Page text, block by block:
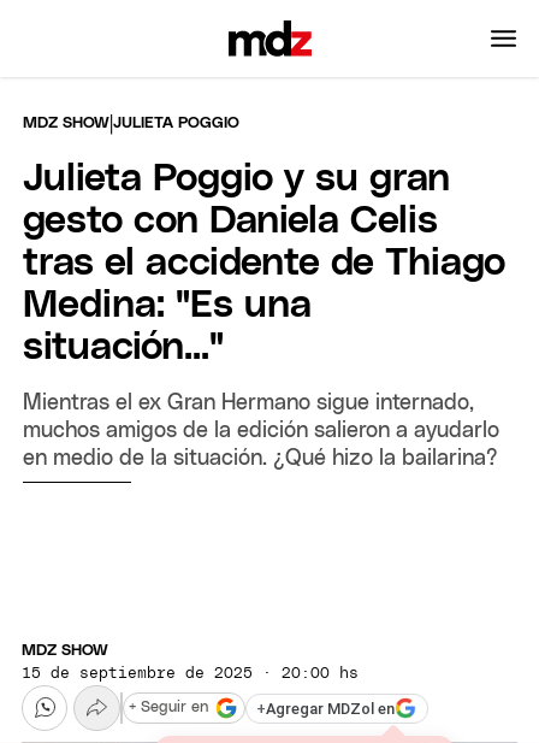
MDZ SHOW |JULIETA POGGIO
Julieta Poggio y su gran
gesto con Daniela Celis
tras el accidente de Thiago
Medina: "Es una
situación..."
Mientras el ex Gran Hermano sigue internado,
muchos amigos de la edición salieron a ayudarlo
en medio de la situación. ¿Qué hizo la bailarina?
MDZ SHOW
15 de septiembre de 2025 · 20:00 hs
+Agregar MDZol en
+ Seguir en